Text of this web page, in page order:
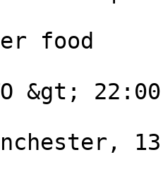
food
&gt;